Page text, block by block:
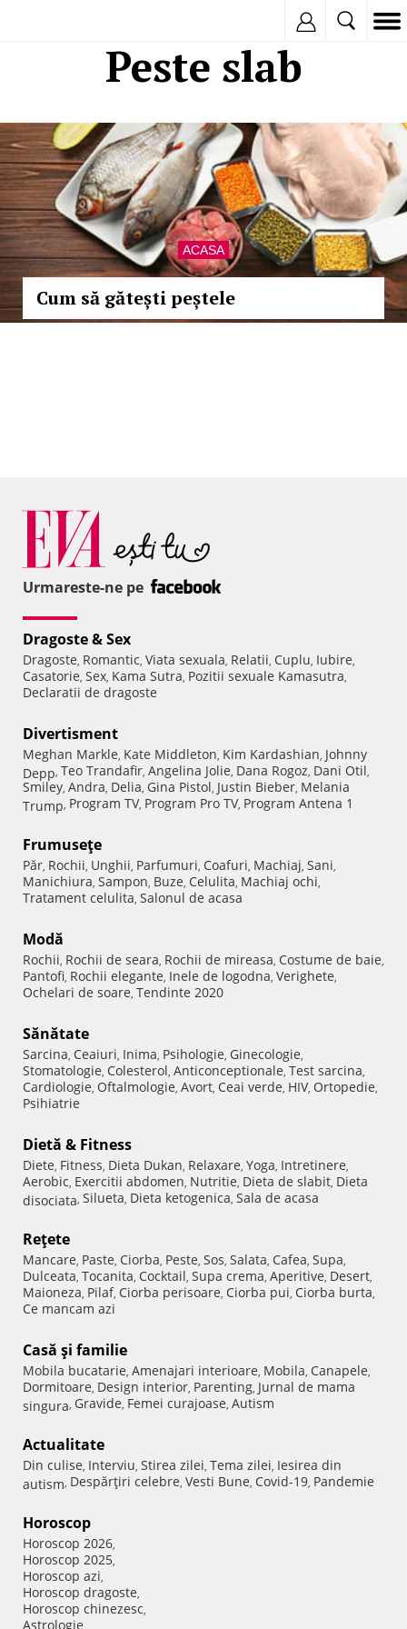
Peste slab
ACASA
Cum să gătești peștele
Urmareste-ne pe
Dragoste & Sex
Dragoste, Romantic, Viata sexuala, Relatii, Cuplu, Iubire,
Casatorie, Sex, Kama Sutra, Pozitii sexuale Kamasutra,
Declaratii de dragoste
Divertisment
Meghan Markle, Kate Middleton, Kim Kardashian, Johnny
Depp, Teo Trandafir, Angelina Jolie, Dana Rogoz, Dani Otil,
Smiley, Andra, Delia, Gina Pistol, Justin Bieber, Melania
Trump, Program TV, Program Pro TV, Program Antena 1
Frumuseţe
Păr, Rochii, Unghii, Parfumuri, Coafuri, Machiaj, Sani,
Manichiura, Sampon, Buze, Celulita, Machiaj ochi,
Tratament celulita, Salonul de acasa
Modă
Rochii, Rochii de seara, Rochii de mireasa, Costume de baie,
Pantofi, Rochii elegante, Inele de logodna, Verighete,
Ochelari de soare, Tendinte 2020
Sănătate
Sarcina, Ceaiuri, Inima, Psihologie, Ginecologie,
Stomatologie, Colesterol, Anticonceptionale, Test sarcina,
Cardiologie, Oftalmologie, Avort, Ceai verde, HIV, Ortopedie,
Psihiatrie
Dietă & Fitness
Diete, Fitness, Dieta Dukan, Relaxare, Yoga, Intretinere,
Aerobic, Exercitii abdomen, Nutritie, Dieta de slabit, Dieta
disociata, Silueta, Dieta ketogenica, Sala de acasa
Reţete
Mancare, Paste, Ciorba, Peste, Sos, Salata, Cafea, Supa,
Dulceata, Tocanita, Cocktail, Supa crema, Aperitive, Desert,
Maioneza, Pilaf, Ciorba perisoare, Ciorba pui, Ciorba burta,
Ce mancam azi
Casă şi familie
Mobila bucatarie, Amenajari interioare, Mobila, Canapele,
Dormitoare, Design interior, Parenting, Jurnal de mama
singura, Gravide, Femei curajoase, Autism
Actualitate
Din culise, Interviu, Stirea zilei, Tema zilei, Iesirea din
autism, Despărţiri celebre, Vesti Bune, Covid-19, Pandemie
Horoscop
Horoscop 2026,
Horoscop 2025,
Horoscop azi,
Horoscop dragoste,
Horoscop chinezesc,
Astrologie